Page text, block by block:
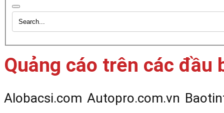
Quảng cáo trên các đầu
Alobacsi.com Autopro.com.vn